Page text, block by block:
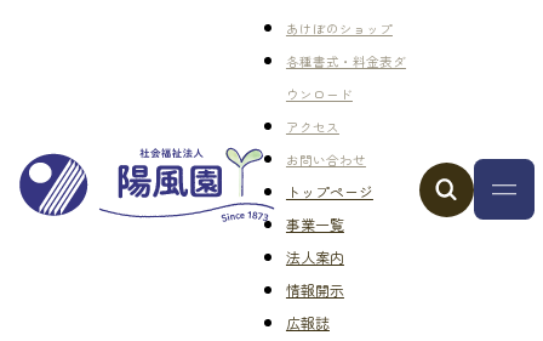
あけぼのショップ
各種書式・料金表ダ
ウンロード
アクセス
お問い合わせ
トップページ
事業一覧
法人案内
情報開示
広報誌